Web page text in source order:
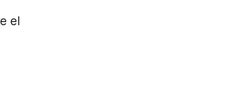
el